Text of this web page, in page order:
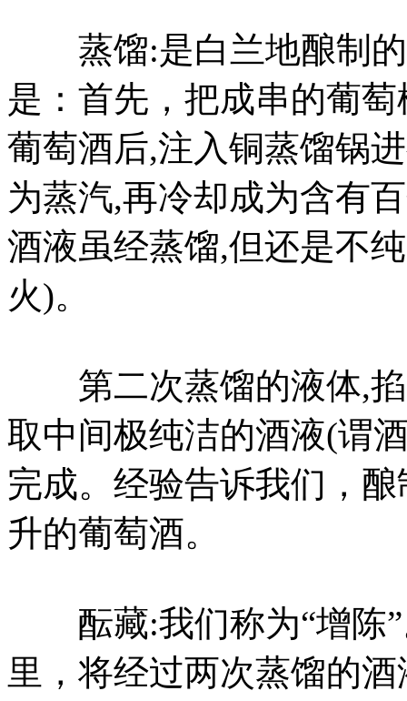
蒸馏:是白兰地酿制的
是：首先，把成串的葡
葡萄酒后,注入铜蒸馏锅
为蒸汽,再冷却成为含有
酒液虽经蒸馏,但还是不
火)。
第二次蒸馏的液体,掐
取中间极纯洁的酒液(谓
完成。经验告诉我们，
升的葡萄酒。
酝藏:我们称为“增陈”
里，将经过两次蒸馏的